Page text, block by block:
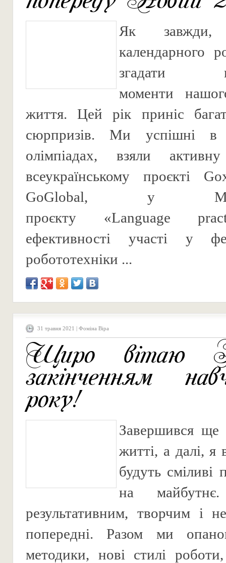
Як
календарного
згадати
моменти
життя. Цей рік приніс
сюрпризів. Ми успішні в
олімпіадах, взяли
всеукраїнському проєкті
GoGlobal, у
проєкту «Language
ефективності участі у
робототехніки ...
31 травня 2021 | Фоміна Віра
Щиро вітаю
закінченням
року!
Завершився
житті, а далі, я
будуть сміливі
на
результативним, творчим і
попередні. Разом ми
методики, нові стилі